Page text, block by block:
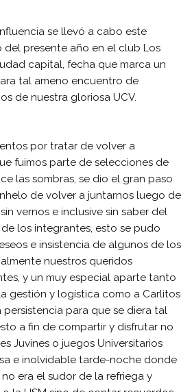
se llevó a cabo este
presente año en el club Los
capital, fecha que marca un
tal ameno encuentro de
de nuestra gloriosa UCV.
por tratar de volver a
fuimos parte de selecciones de
las sombras, se dio el gran paso
de volver a juntarnos luego de
vernos e inclusive sin saber del
los integrantes, esto se pudo
e insistencia de algunos de los
nuestros queridos
y un muy especial aparte tanto
gestión y logística como a Carlitos
para que se diera tal
a fin de compartir y disfrutar no
Juvines o juegos Universitarios
e inolvidable tarde-noche donde
era el sudor de la refriega y